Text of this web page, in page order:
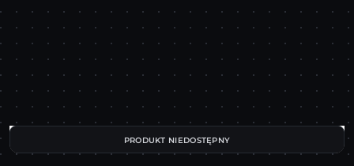
PRODUKT NIEDOSTĘPNY